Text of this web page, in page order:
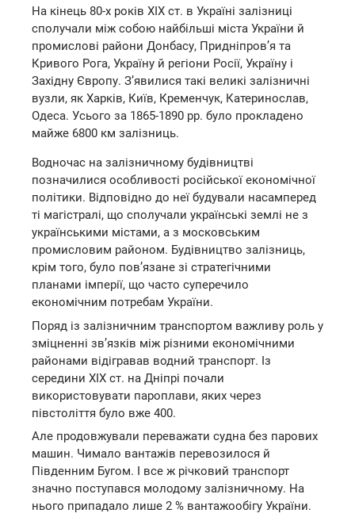
На кінець 80-х років XIX ст. в Україні залізниці
сполучали між собою найбільші міста України й
промислові райони Донбасу, Придніпров’я та
Кривого Рога, Україну й регіони Росії, Україну і
Західну Європу. З’явилися такі великі залізничні
вузли, як Харків, Київ, Кременчук, Катеринослав,
Одеса. Усього за 1865-1890 рр. було прокладено
майже 6800 км залізниць.
Водночас на залізничному будівництві
позначилися особливості російської економічної
політики. Відповідно до неї будували насамперед
ті магістралі, що сполучали українські землі не з
українськими містами, а з московським
промисловим районом. Будівництво залізниць,
крім того, було пов’язане зі стратегічними
планами імперії, що часто суперечило
економічним потребам України.
Поряд із залізничним транспортом важливу роль у
зміцненні зв’язків між різними економічними
районами відігравав водний транспорт. Із
середини XIX ст. на Дніпрі почали
використовувати пароплави, яких через
півстоліття було вже 400.
Але продовжували переважати судна без парових
машин. Чимало вантажів перевозилося й
Південним Бугом. І все ж річковий транспорт
значно поступався молодому залізничному. На
нього припадало лише 2 % вантажообігу України.